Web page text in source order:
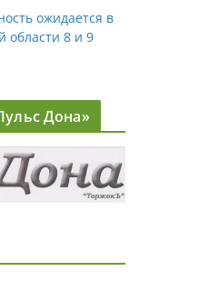
ожидается в
области 8 и 9
Дона»